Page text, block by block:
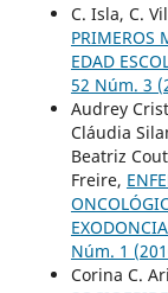
C. Isla, C.
PRIMEROS
EDAD
52 Núm. 3
Audrey
Cláudia
Beatriz
Freire,
Núm. 1
Corina C.